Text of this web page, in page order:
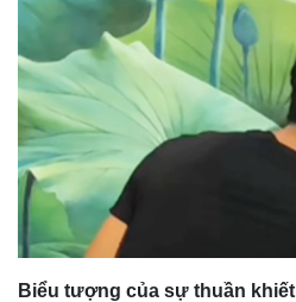
Biểu tượng của sự thuần khiết